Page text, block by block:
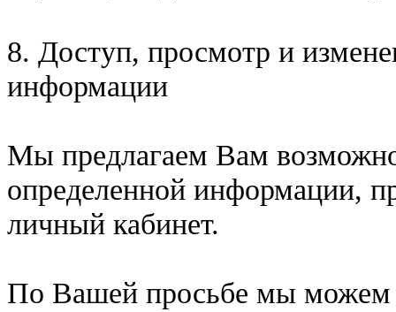
8. Доступ, просмотр и
информации
Мы предлагаем Вам
определенной информации,
личный кабинет.
По Вашей просьбе мы можем